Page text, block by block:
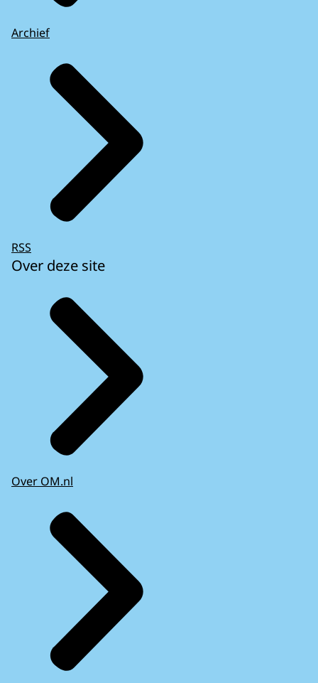
Archief
RSS
Over deze site
Over OM.nl